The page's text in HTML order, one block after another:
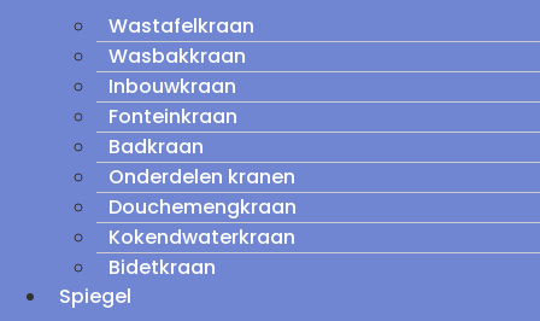
Wastafelkraan
Wasbakkraan
Inbouwkraan
Fonteinkraan
Badkraan
Onderdelen kranen
Douchemengkraan
Kokendwaterkraan
Bidetkraan
Spiegel